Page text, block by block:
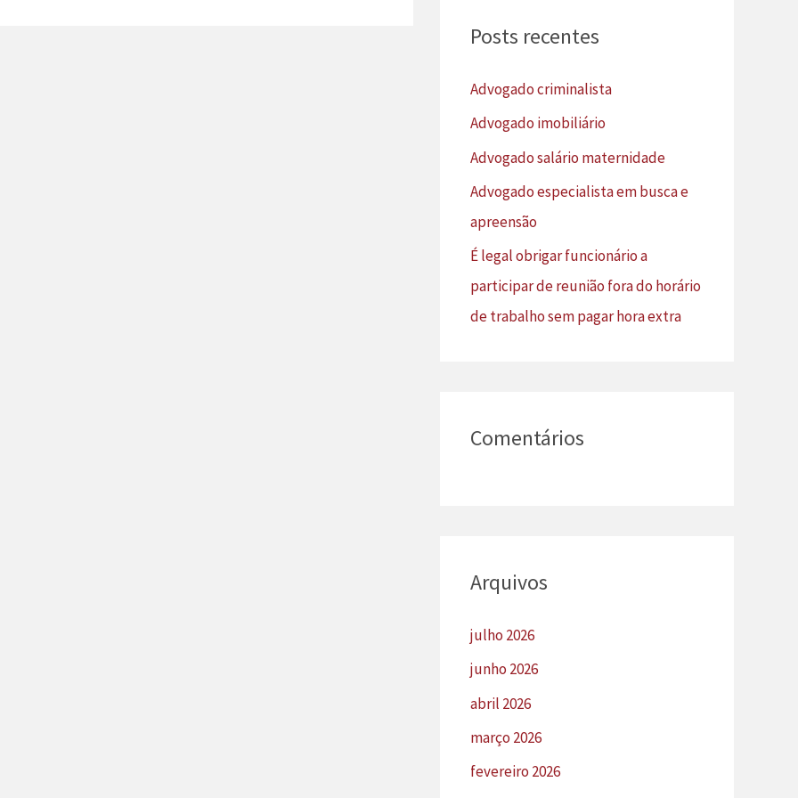
i
p
o
r
:
Posts recentes
Advogado criminalista
Advogado imobiliário
Advogado salário maternidade
Advogado especialista em busca e
apreensão
É legal obrigar funcionário a
participar de reunião fora do horário
de trabalho sem pagar hora extra
Comentários
Arquivos
julho 2026
junho 2026
abril 2026
março 2026
fevereiro 2026